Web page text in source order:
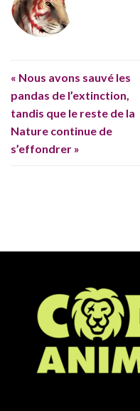
« Nous avons sauvé les
pandas de l’extinction,
tandis que le reste de la
Nature continue de
s’effondrer »